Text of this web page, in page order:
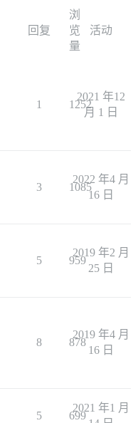
回复
浏
览
量
活动
1 1252
2021 年12
月 1 日
3 1085
2022 年4 月
16 日
5 959
2019 年2 月
25 日
8 878
2019 年4 月
16 日
5 699
2021 年1 月